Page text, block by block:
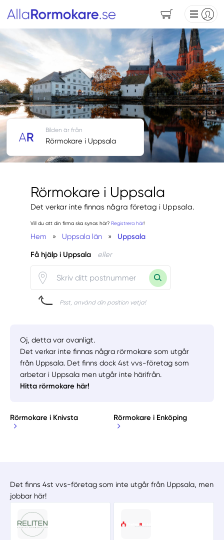
Rörmokare i Uppsala
Det verkar inte finnas några företag i Uppsala.
Vill du att din firma ska synas här? Registrera här!
Hem » Uppsala län » Uppsala
Få hjälp i Uppsala eller
Psst, använd din position vetja!
Bilden är från
Rörmokare i Uppsala
Oj, detta var ovanligt.
Det verkar inte finnas några rörmokare som utgår
från Uppsala. Det finns dock 4st vvs-företag som
arbetar i Uppsala men utgår inte härifrån.
Hitta rörmokare här!
Rörmokare i Knivsta Rörmokare i Enköping
Det finns 4st vvs-företag som inte utgår från Uppsala, men
jobbar här!